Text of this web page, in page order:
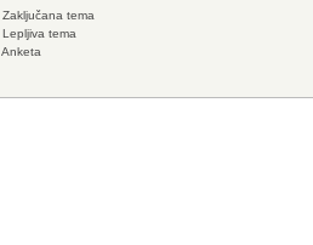
Zaključana tema
Lepljiva tema
Anketa